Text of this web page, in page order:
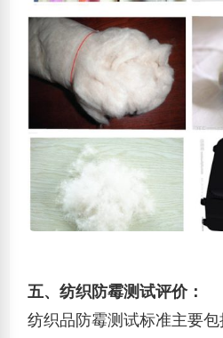
五、纺织防霉测试评价：
纺织品防霉测试标准主要